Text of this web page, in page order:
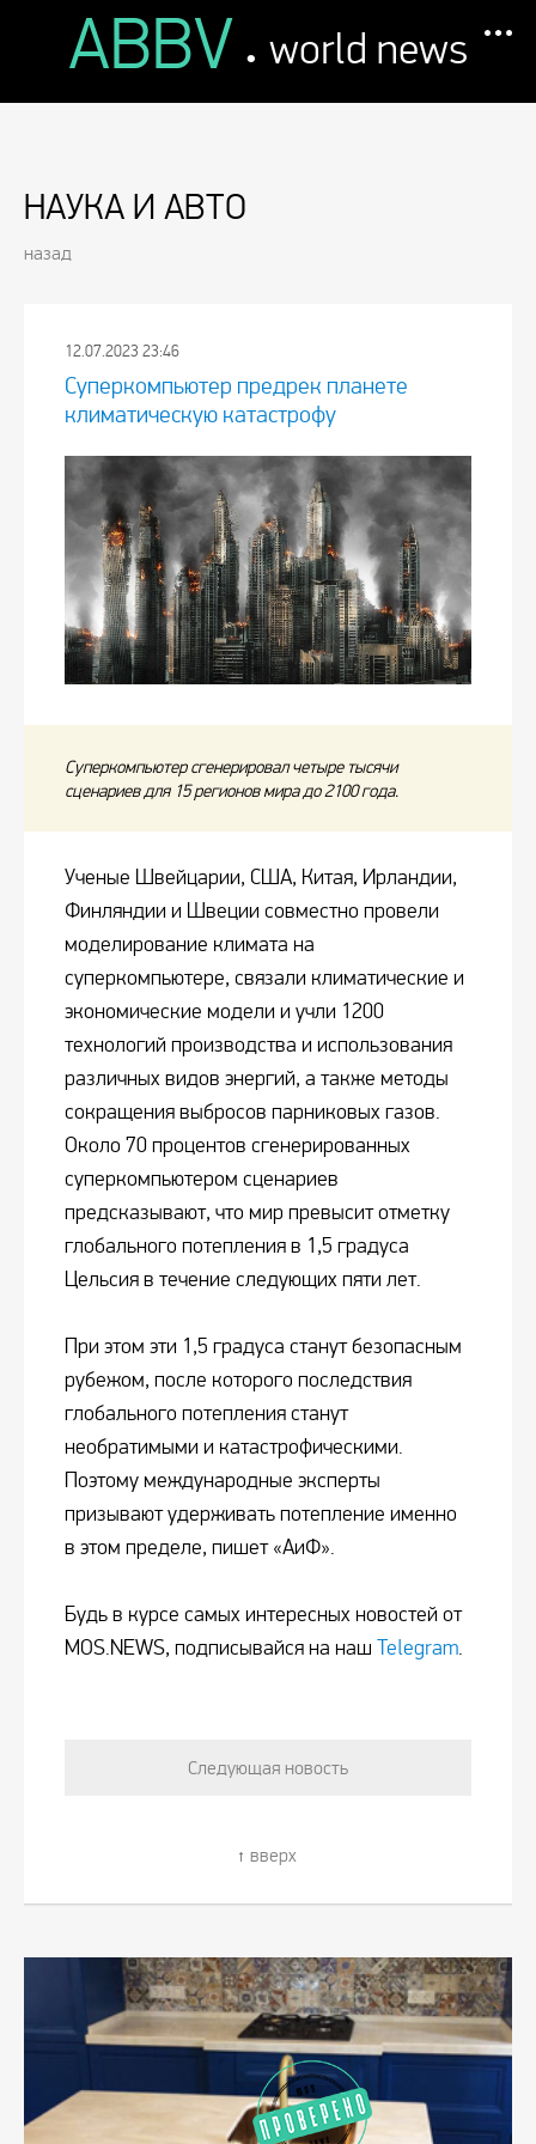
ABBV . world news
НАУКА И АВТО
назад
12.07.2023 23:46
Суперкомпьютер предрек планете
климатическую катастрофу
Суперкомпьютер сгенерировал четыре тысячи
сценариев для 15 регионов мира до 2100 года.
Ученые Швейцарии, США, Китая, Ирландии,
Финляндии и Швеции совместно провели
моделирование климата на
суперкомпьютере, связали климатические и
экономические модели и учли 1200
технологий производства и использования
различных видов энергий, а также методы
сокращения выбросов парниковых газов.
Около 70 процентов сгенерированных
суперкомпьютером сценариев
предсказывают, что мир превысит отметку
глобального потепления в 1,5 градуса
Цельсия в течение следующих пяти лет.
При этом эти 1,5 градуса станут безопасным
рубежом, после которого последствия
глобального потепления станут
необратимыми и катастрофическими.
Поэтому международные эксперты
призывают удерживать потепление именно
в этом пределе, пишет «АиФ».
Будь в курсе самых интересных новостей от
MOS.NEWS, подписывайся на наш Telegram.
Следующая новость
вверх